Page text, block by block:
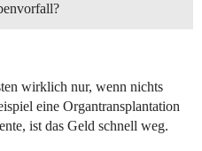
wirklich nur, wenn nichts
eine Organtransplantation
ist das Geld schnell weg.